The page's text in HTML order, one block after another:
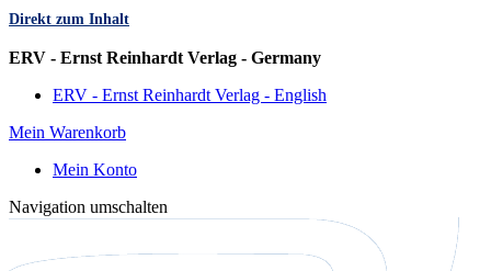
Direkt zum Inhalt
ERV - Ernst Reinhardt Verlag - Germany
ERV - Ernst Reinhardt Verlag - English
Mein Warenkorb
Mein Konto
Navigation umschalten